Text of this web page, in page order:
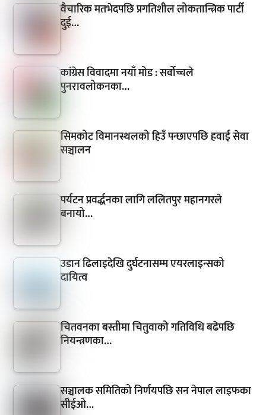
वैचारिक मतभेदपछि प्रगतिशील लोकतान्त्रिक पार्टी
दुई…
कांग्रेस विवादमा नयाँ मोड : सर्वोच्चले
पुनरावलोकनका…
सिमकोट विमानस्थलको हिउँ पन्छाएपछि हवाई सेवा
सञ्चालन
पर्यटन प्रवर्द्धनका लागि ललितपुर महानगरले
बनायो…
उडान ढिलाइदेखि दुर्घटनासम्म एयरलाइन्सको
दायित्व
चितवनका बस्तीमा चितुवाको गतिविधि बढेपछि
नियन्त्रणका…
सञ्चालक समितिको निर्णयपछि सन नेपाल लाइफका
सीईओ…